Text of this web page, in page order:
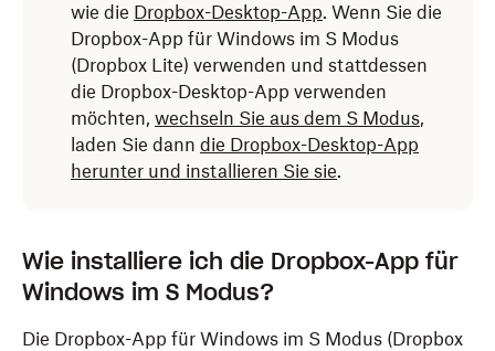
wie die Dropbox-Desktop-App. Wenn Sie die
Dropbox-App für Windows im S Modus
(Dropbox Lite) verwenden und stattdessen
die Dropbox-Desktop-App verwenden
möchten, wechseln Sie aus dem S Modus,
laden Sie dann die Dropbox-Desktop-App
herunter und installieren Sie sie.
Wie installiere ich die Dropbox-App für
Windows im S Modus?
Die Dropbox-App für Windows im S Modus (Dropbox